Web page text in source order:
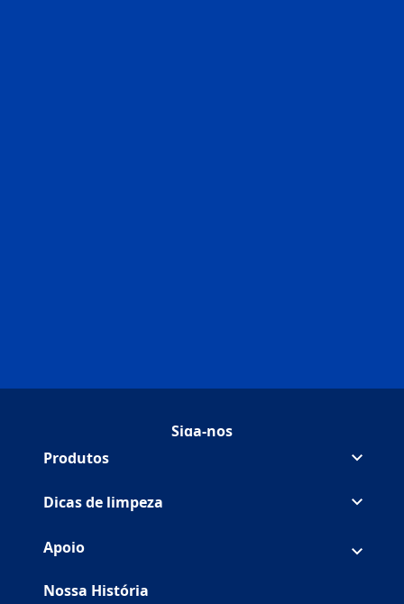
Siga-nos
FollowBrandOn Facebook
(Opens in a new tab)
FollowBrandOn Youtube
(Opens in a new tab)
Produtos
Dicas de limpeza
Apoio
Nossa História